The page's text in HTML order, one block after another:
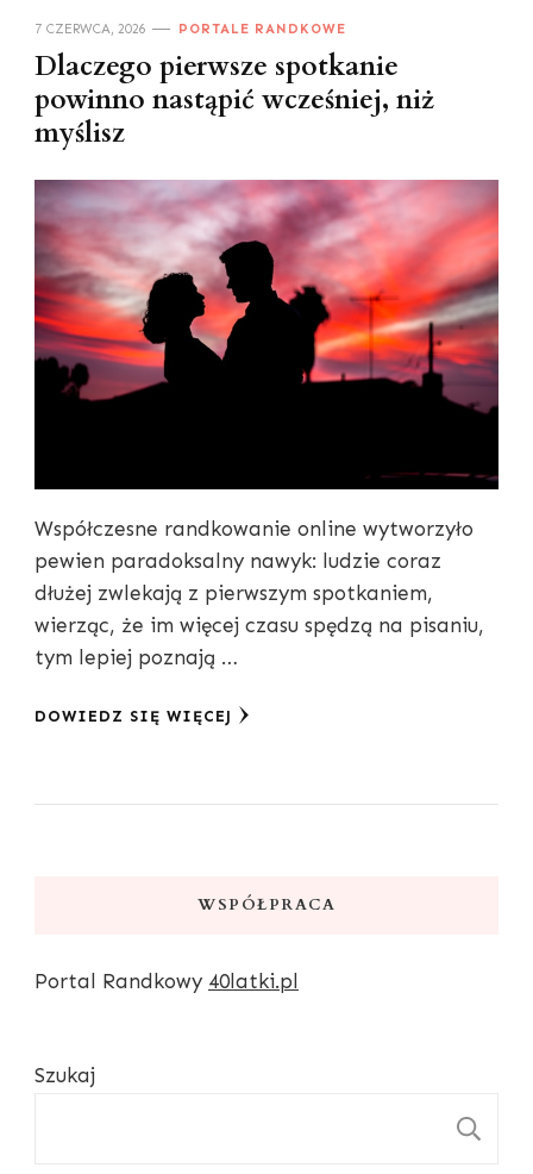
7 CZERWCA, 2026 PORTALE RANDKOWE
Dlaczego pierwsze spotkanie
powinno nastąpić wcześniej, niż
myślisz
Współczesne randkowanie online wytworzyło
pewien paradoksalny nawyk: ludzie coraz
dłużej zwlekają z pierwszym spotkaniem,
wierząc, że im więcej czasu spędzą na pisaniu,
tym lepiej poznają …
DOWIEDZ SIĘ WIĘCEJ
WSPÓŁPRACA
Portal Randkowy 40latki.pl
Szukaj